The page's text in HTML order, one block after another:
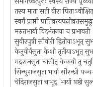
तस्य माता सती वीरा
स्वर्गं प्राप्तौ
मरुत्तभार्या विदर्भतनया च
सुवीरपुत्री सौवीरी द्वितीयाऽभूत्
केतुवीर्यसुता केशी तृतीयाऽभूत्
मद्रराजसुता चासीत् केकयी तु
सिन्धुराजसुता भार्यां सौरन्ध्री
चेदिराजसुता चाभूद् 'भार्या षष्ठी